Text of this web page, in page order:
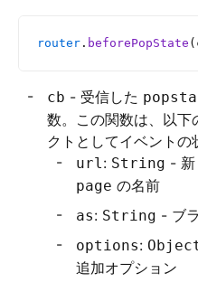
router . beforePopState
cb - 受信した
数。この関数は、以下
クトとしてイベントの
url: String - 新
page の名前
as: String - ブ
options:
追加オプション